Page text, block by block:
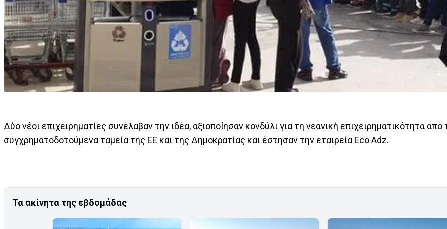
Δύο νέοι επιχειρηματίες συνέλαβαν την ιδέα, αξιοποίησαν κονδύλι για τη νεανική επιχειρηματικότητα από
συγχρηματοδοτούμενα ταμεία της ΕΕ και της Δημοκρατίας και έστησαν την εταιρεία Eco Adz.
Τα ακίνητα της εβδομάδας